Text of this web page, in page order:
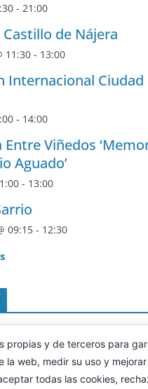
- 21:00
Castillo de Nájera
11:30- 13:00
Internacional Ciudad
- 14:00
Entre Viñedos
Aguado’
- 13:00
09:15- 12:30
propias y de terceros para
la web, medir su uso y
todas las cookies,